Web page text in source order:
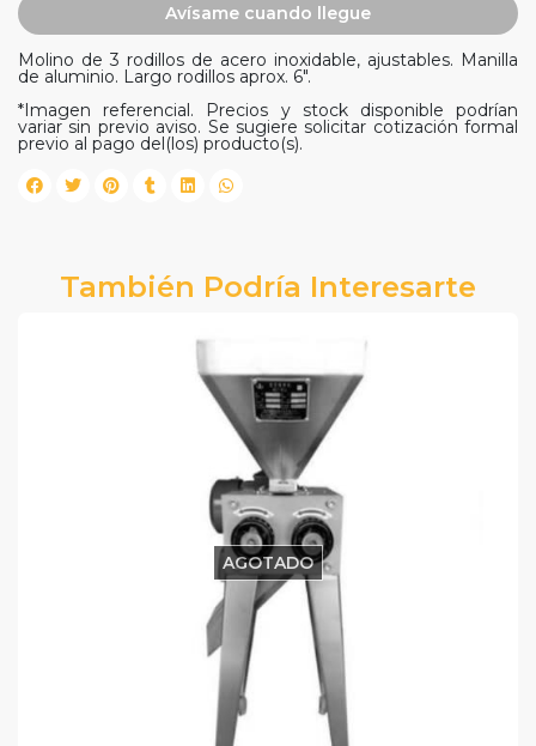
Avísame cuando llegue
Molino de 3 rodillos de acero inoxidable, ajustables. Manilla
de aluminio. Largo rodillos aprox. 6".
*Imagen referencial. Precios y stock disponible podrían
variar sin previo aviso. Se sugiere solicitar cotización formal
previo al pago del(los) producto(s).
También Podría Interesarte
AGOTADO